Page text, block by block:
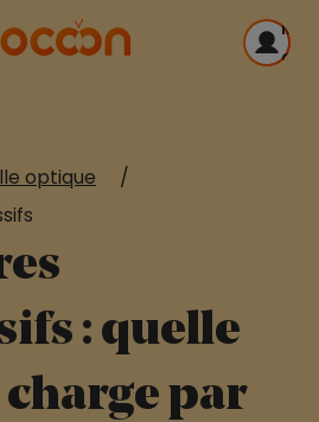
principale
Me
optique
/
: quelle
par